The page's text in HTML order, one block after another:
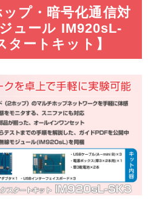
プ・暗号化通信対
ュール IM920sL-
ートキット】